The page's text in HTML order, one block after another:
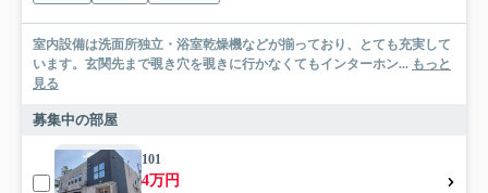
室内設備は洗面所独立・浴室乾燥機などが揃っており、とても充実して
います。玄関先まで覗き穴を覗きに行かなくてもインターホン... もっと
見る
募集中の部屋
101
4万円